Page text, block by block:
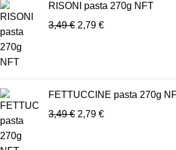
RISONI pasta 270g NFT
3,49€ 2,79 €
FETTUCCINE pasta 270g
3,49€ 2,79 €